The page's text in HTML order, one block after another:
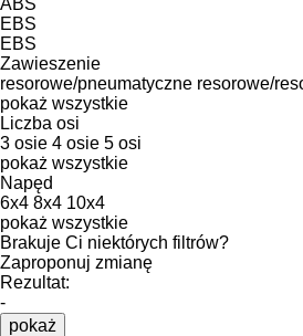
EBS
EBS
Zawieszenie
resorowe/pneumatyczne resorowe/
pokaż wszystkie
Liczba osi
3 osie 4 osie 5 osi
pokaż wszystkie
Napęd
6x4 8x4 10x4
pokaż wszystkie
Brakuje Ci niektórych filtrów?
Zaproponuj zmianę
Rezultat:
-
pokaż